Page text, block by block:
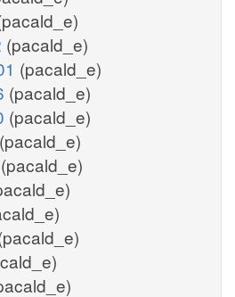
(pacald_e)
(pacald_e)
(pacald_e)
(pacald_e)
(pacald_e)
(pacald_e)